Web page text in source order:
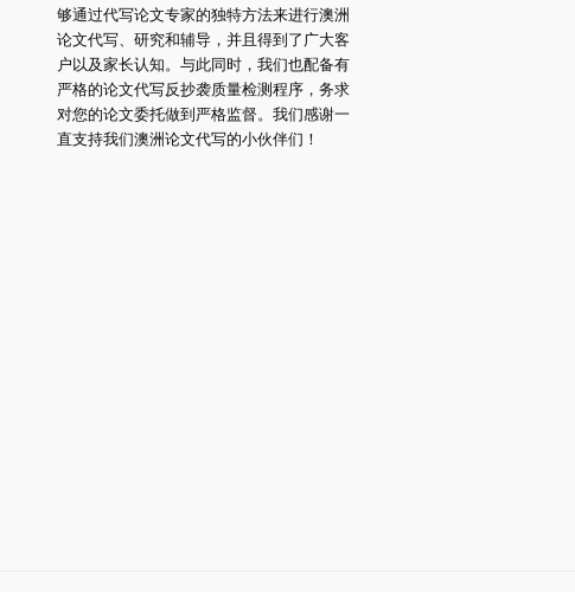
够通过代写论文专家的独特方法来进行澳洲
论文代写、研究和辅导，并且得到了广大客
户以及家长认知。与此同时，我们也配备有
严格的论文代写反抄袭质量检测程序，务求
对您的论文委托做到严格监督。我们感谢一
直支持我们澳洲论文代写的小伙伴们！